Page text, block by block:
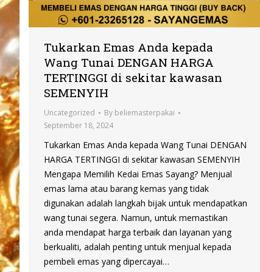
Tukarkan Emas Anda kepada
Wang Tunai DENGAN HARGA
TERTINGGI di sekitar kawasan
SEMENYIH
Uncategorized By beliemasterpakai
September 18, 2024
Tukarkan Emas Anda kepada Wang Tunai DENGAN
HARGA TERTINGGI di sekitar kawasan SEMENYIH
Mengapa Memilih Kedai Emas Sayang? Menjual
emas lama atau barang kemas yang tidak
digunakan adalah langkah bijak untuk mendapatkan
wang tunai segera. Namun, untuk memastikan
anda mendapat harga terbaik dan layanan yang
berkualiti, adalah penting untuk menjual kepada
pembeli emas yang dipercayai…